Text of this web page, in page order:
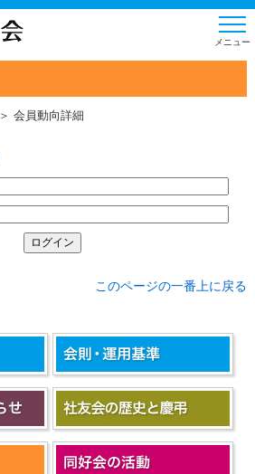
＞ 会員動向詳細
このページの一番上に戻る